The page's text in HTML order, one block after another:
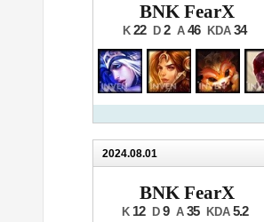
BNK FearX
K 22 D 2 A 46 KDA 34
2024.08.01
BNK FearX
K 12 D 9 A 35 KDA 5.2